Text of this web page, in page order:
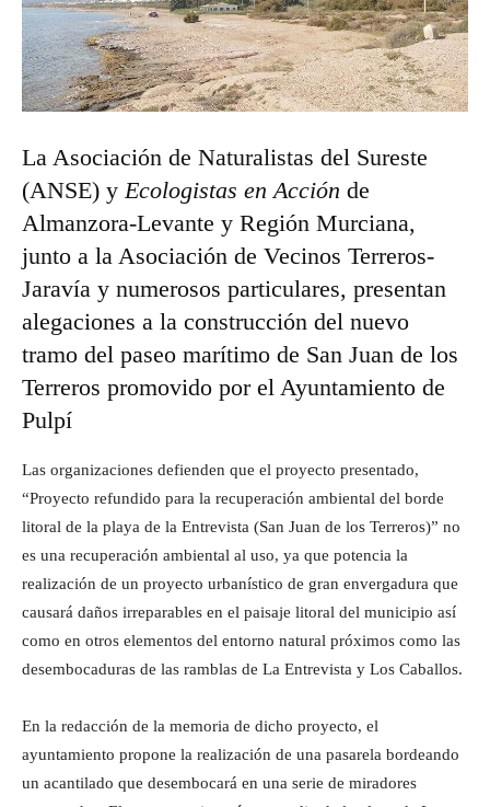
La Asociación de Naturalistas del Sureste
(ANSE) yEcologistas en Acción de
Almanzora-Levante y Región Murciana,
junto a la Asociación de Vecinos Terreros-
Jaravía y numerosos particulares, presentan
alegaciones a la construcción del nuevo
tramo del paseo marítimo de San Juan de los
Terreros promovido por el Ayuntamiento de
Pulpí
Las organizaciones defienden que el proyecto presentado,
“Proyecto refundido para la recuperación ambiental del borde
litoral de la playa de la Entrevista (San Juan de los Terreros)” no
es una recuperación ambiental al uso, ya que potencia la
realización de un proyecto urbanístico de gran envergadura que
causará daños irreparables en el paisaje litoral del municipio así
como en otros elementos del entorno natural próximos como las
desembocaduras de las ramblas de La Entrevista y Los Caballos.
En la redacción de la memoria de dicho proyecto, el
ayuntamiento propone la realización de una pasarela bordeando
un acantilado que desembocará en una serie de miradores